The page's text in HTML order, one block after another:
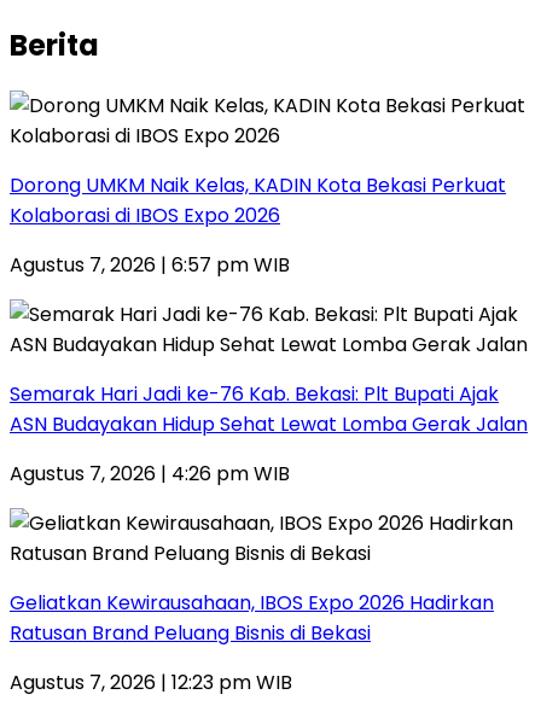
Berita
Dorong UMKM Naik Kelas, KADIN Kota Bekasi Perkuat
Kolaborasi di IBOS Expo 2026
Agustus 7, 2026 | 6:57 pm WIB
‎Semarak Hari Jadi ke-76 Kab. Bekasi: Plt Bupati Ajak
ASN Budayakan Hidup Sehat Lewat Lomba Gerak Jalan
Agustus 7, 2026 | 4:26 pm WIB
‎Geliatkan Kewirausahaan, IBOS Expo 2026 Hadirkan
Ratusan Brand Peluang Bisnis di Bekasi
Agustus 7, 2026 | 12:23 pm WIB